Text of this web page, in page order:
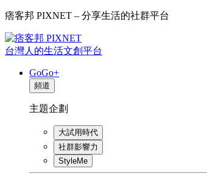
痞客邦 PIXNET – 分享生活的社群平台
台灣人的生活文創平台
GoGo+
頻道
主題企劃
大試用時代
社群影響力
StyleMe